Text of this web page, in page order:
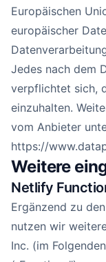
Europäischen
europäischer
Jedes nach dem
verpflichtet sich,
einzuhalten.
vom Anbieter
https://
Weitere
Netlify
Ergänzend zu
nutzen wir
Inc. (im